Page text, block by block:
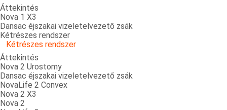
Áttekintés
Nova 1 X3
Dansac éjszakai vizeletelvezető zsák
Kétrészes rendszer
Kétrészes rendszer
Áttekintés
Nova 2 Urostomy
Dansac éjszakai vizeletelvezető zsák
NovaLife 2 Convex
Nova 2 X3
Nova 2